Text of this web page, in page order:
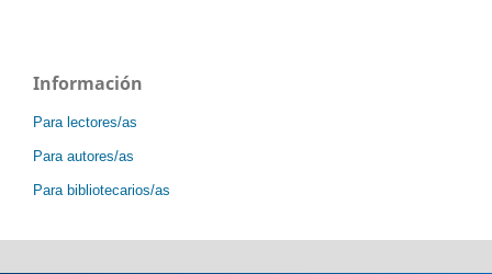
Información
Para lectores/as
Para autores/as
Para bibliotecarios/as